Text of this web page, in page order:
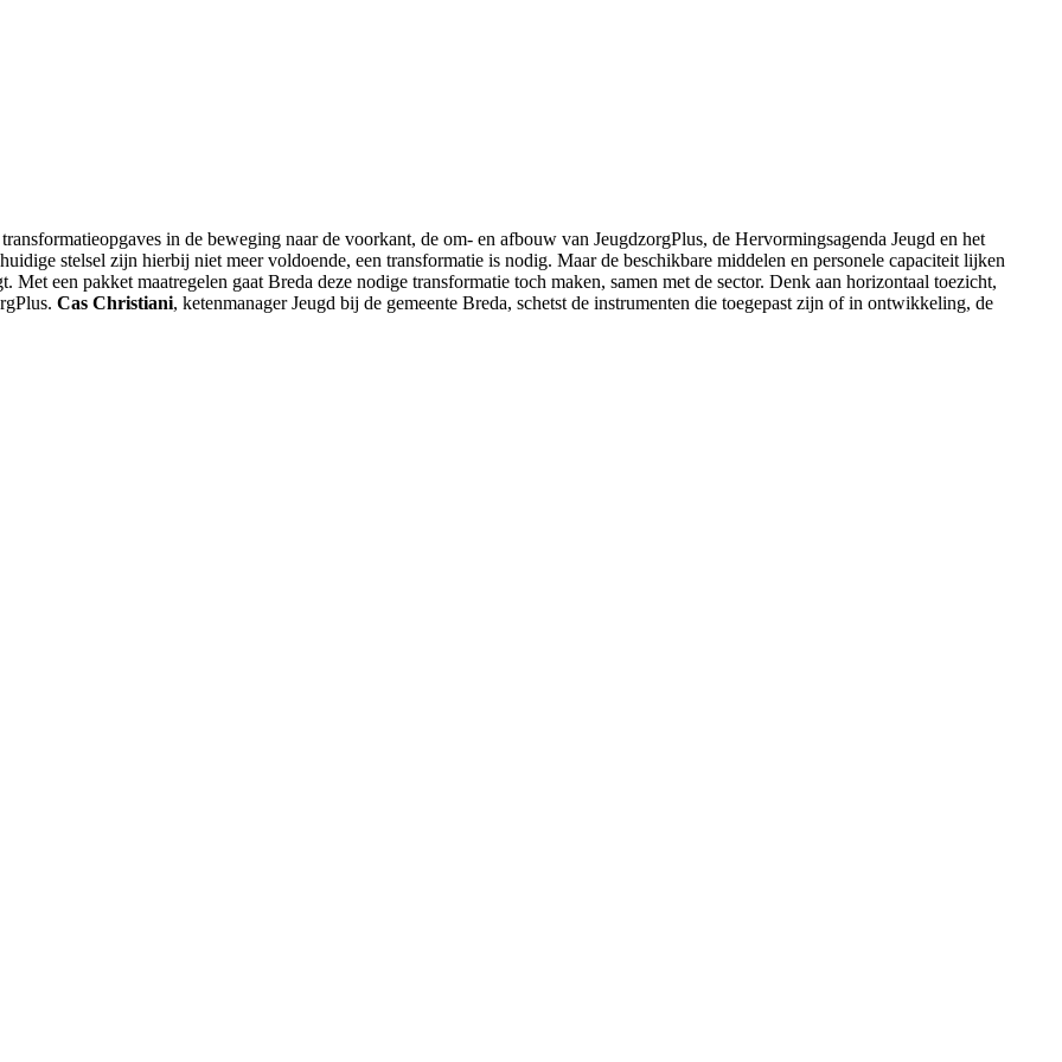
in de beweging naar de voorkant, de om- en afbouw van JeugdzorgPlus, de Hervormingsagenda Jeugd en het
stelsel zijn hierbij niet meer voldoende, een transformatie is nodig. Maar de beschikbare middelen en personele capaciteit lijken
een pakket maatregelen gaat Breda deze nodige transformatie toch maken, samen met de sector. Denk aan horizontaal toezicht,
Cas Christiani, ketenmanager Jeugd bij de gemeente Breda, schetst de instrumenten die toegepast zijn of in ontwikkeling, de